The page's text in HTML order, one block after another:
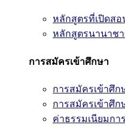
หลักสูตรที่เปิดสอ
หลักสูตรนานาช
การสมัครเข้าศึกษา
การสมัครเข้าศึ
การสมัครเข้าศึ
ค่าธรรมเนียมกา